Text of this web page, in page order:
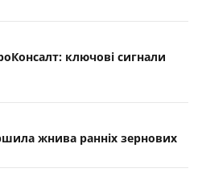
ключові cигнали
жнива ранніх зернових